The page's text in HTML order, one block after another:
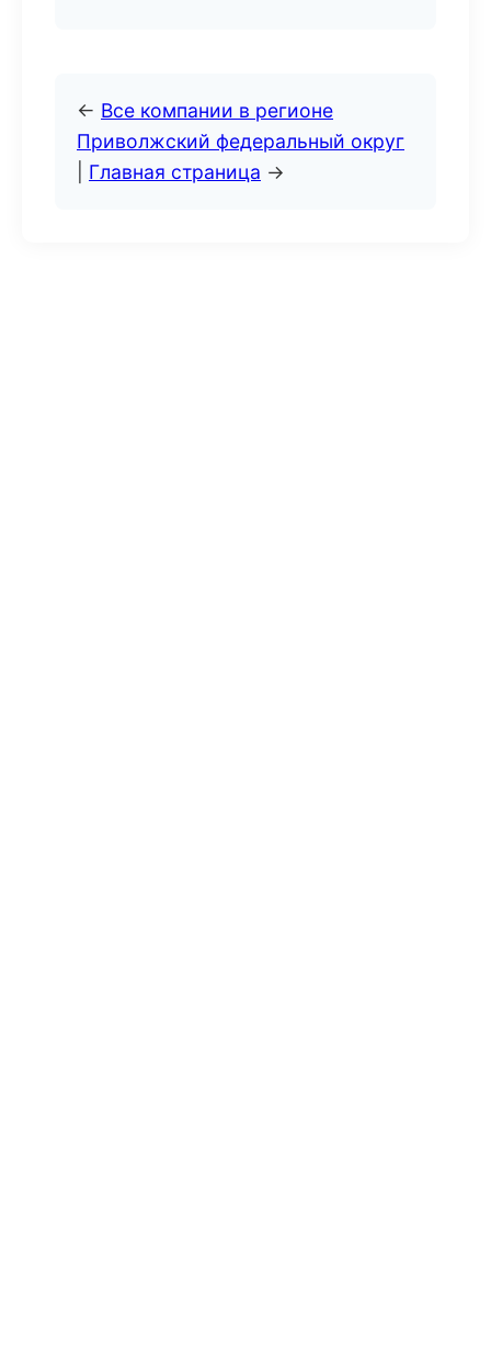
← Все компании в регионе
Приволжский федеральный округ
Главная страница →